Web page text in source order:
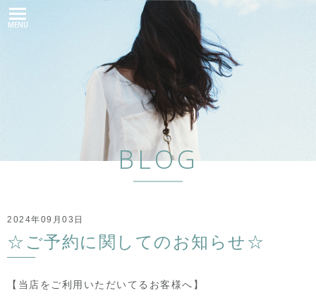
MENU
BLOG
2024年09月03日
☆ご予約に関してのお知らせ☆
【当店をご利用いただいてるお客様へ】